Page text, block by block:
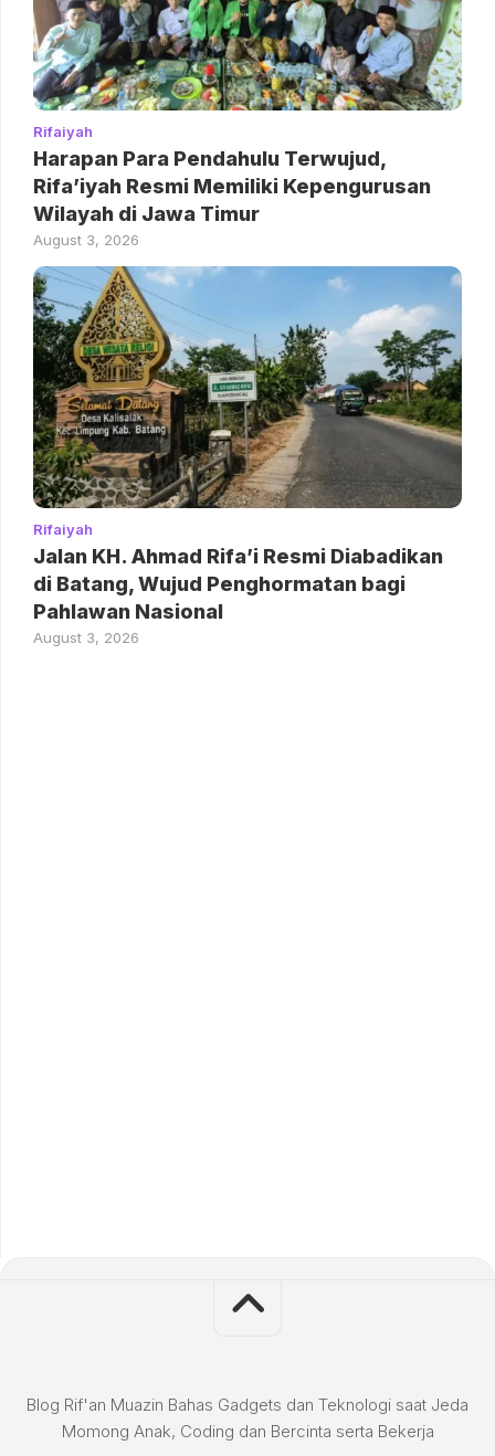
Rifaiyah
Harapan Para Pendahulu Terwujud,
Rifa’iyah Resmi Memiliki Kepengurusan
Wilayah di Jawa Timur
August 3, 2026
Rifaiyah
Jalan KH. Ahmad Rifa’i Resmi Diabadikan
di Batang, Wujud Penghormatan bagi
Pahlawan Nasional
August 3, 2026
Blog Rif'an Muazin Bahas Gadgets dan Teknologi saat Jeda
Momong Anak, Coding dan Bercinta serta Bekerja